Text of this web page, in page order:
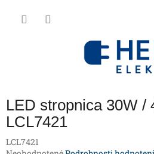
LED stropnica 30W /
LCL7421
LCL7421